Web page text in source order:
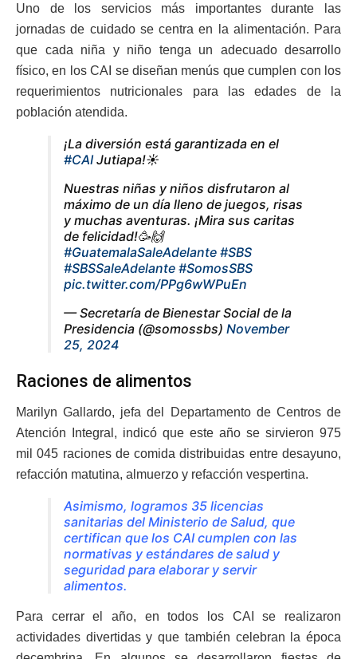
Uno de los servicios más importantes durante las
jornadas de cuidado se centra en la alimentación. Para
que cada niña y niño tenga un adecuado desarrollo
físico, en los CAI se diseñan menús que cumplen con los
requerimientos nutricionales para las edades de la
población atendida.
¡La diversión está garantizada en el
#CAIJutiapa!☀️
Nuestras niñas y niños disfrutaron al
máximo de un día lleno de juegos, risas
y muchas aventuras. ¡Mira sus caritas
de felicidad!🥳🙌
#GuatemalaSaleAdelante #SBS
#SBSSaleAdelante #SomosSBS
pic.twitter.com/PPg6wWPuEn
— Secretaría de Bienestar Social de la
Presidencia (@somossbs) November
25, 2024
Raciones de alimentos
Marilyn Gallardo, jefa del Departamento de Centros de
Atención Integral, indicó que este año se sirvieron 975
mil 045 raciones de comida distribuidas entre desayuno,
refacción matutina, almuerzo y refacción vespertina.
Asimismo, logramos 35 licencias
sanitarias del Ministerio de Salud, que
certifican que los CAI cumplen con las
normativas y estándares de salud y
seguridad para elaborar y servir
alimentos.
Para cerrar el año, en todos los CAI se realizaron
actividades divertidas y que también celebran la época